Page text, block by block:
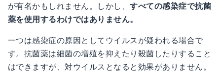
が有名かもしれません。しかし、すべての感染症で抗菌
薬を使用するわけではありません。
一つは感染症の原因としてウイルスが疑われる場合で
す。抗菌薬は細菌の増殖を抑えたり殺菌したりすること
はできますが、対ウイルスとなると効果がありません。